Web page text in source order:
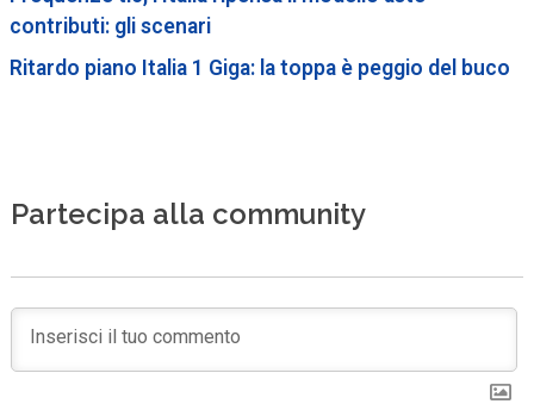
contributi: gli scenari
Ritardo piano Italia 1 Giga: la toppa è peggio del buco
Partecipa alla community